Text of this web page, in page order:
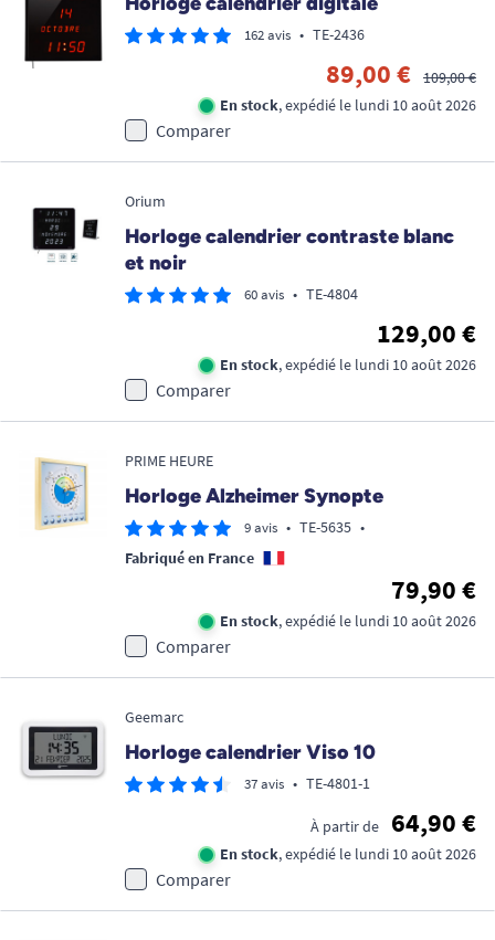
162 avis • TE-2436
89,00 €
109,00 €
En stock, expédié le lundi 10 août 2026
Comparer
Orium
Horloge calendrier contraste blanc
et noir
60 avis • TE-4804
129,00 €
En stock, expédié le lundi 10 août 2026
Comparer
PRIME HEURE
Horloge Alzheimer Synopte
9 avis • TE-5635 •
Fabriqué en France
79,90 €
En stock, expédié le lundi 10 août 2026
Comparer
Geemarc
Horloge calendrier Viso 10
37 avis • TE-4801-1
À partir de 64,90 €
En stock, expédié le lundi 10 août 2026
Comparer